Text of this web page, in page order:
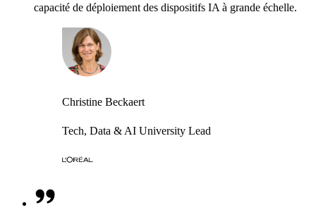
capacité de déploiement des dispositifs IA à grande échelle.
Christine Beckaert
Tech, Data & AI University Lead